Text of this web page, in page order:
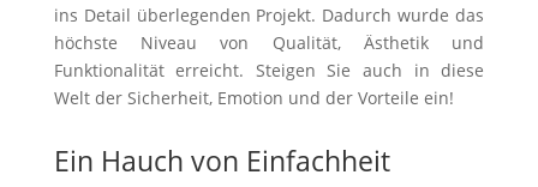
ins Detail überlegenden Projekt. Dadurch wurde das
höchste Niveau von Qualität, Ästhetik und
Funktionalität erreicht. Steigen Sie auch in diese
Welt der Sicherheit, Emotion und der Vorteile ein!
Ein Hauch von Einfachheit